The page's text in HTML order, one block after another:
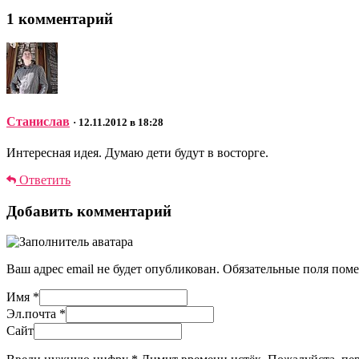
1 комментарий
Станислав · 12.11.2012 в 18:28
Интересная идея. Думаю дети будут в восторге.
Ответить
Добавить комментарий
Ваш адрес email не будет опубликован. Обязательные поля
Имя *
Эл.почта *
Сайт